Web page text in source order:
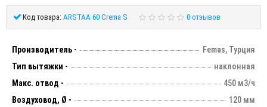
Код товара: ARSTAA 60 Crema S 0 отзывов
Производитель -
Femas, Турция
Тип вытяжки -
наклонная
Макс. отвод -
450 м3/ч
Воздуховод, Ø -
120 мм